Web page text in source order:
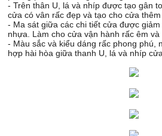
- Trên thân U, lá và nhíp được tạo gân
cửa có vân rấc đẹp và tạo cho cửa thêm
- Ma sát giữa các chi tiết cửa được
nhựa. Làm cho cửa vận hành rấc êm và
- Màu sắc và kiểu dáng rấc phong phú,
hợp hài hòa giữa thanh U, lá và nhíp cửa.